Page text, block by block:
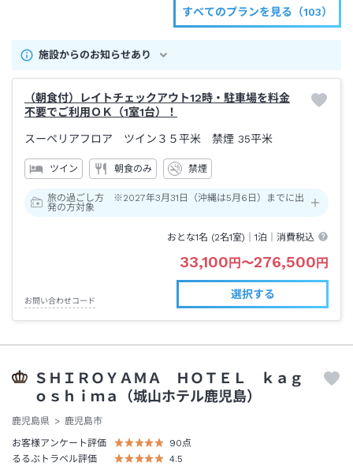
すべてのプランを見る（103）
施設からのお知らせあり
（朝食付）レイトチェックアウト12時・駐車場を料金
不要でご利用ＯＫ（1室1台）！
スーペリアフロア ツイン３５平米 禁煙 35平米
ツイン 朝食のみ 禁煙
旅の過ごし方 ※2027年3月31日（沖縄は5月6日）までに出
発の方対象
おとな1名 (2名1室)｜1泊 ｜消費税込
33,100円〜276,500円
お問い合わせコード
選択する
ＳＨＩＲＯＹＡＭＡ ＨＯＴＥＬ ｋａｇ
ｏｓｈｉｍａ（城山ホテル鹿児島）
鹿児島県
鹿児島市
お客様アンケート評価
90点
るるぶトラベル評価
4.5